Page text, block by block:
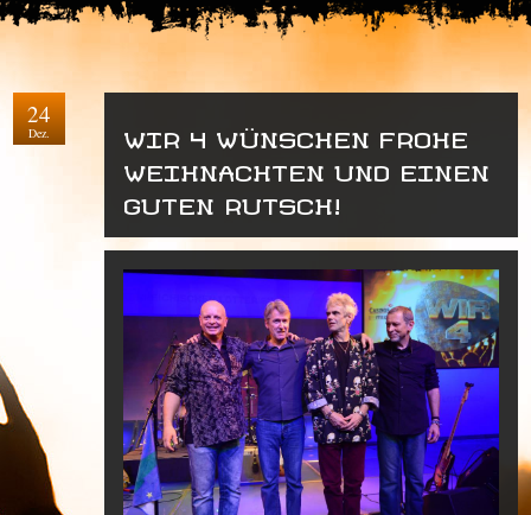
24
Dez.
WIR 4 WÜNSCHEN FROHE
WEIHNACHTEN UND EINEN
GUTEN RUTSCH!